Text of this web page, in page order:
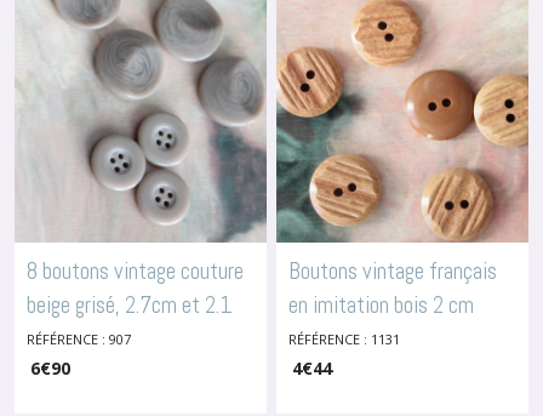
8 boutons vintage couture
beige grisé, 2.7cm et 2.1
cm-Boutons En Plastique Et
Polyester
RÉFÉRENCE : 907
6€90
Boutons vintage français
en imitation bois 2 cm
-Boutons En Bois
RÉFÉRENCE : 1131
4€44